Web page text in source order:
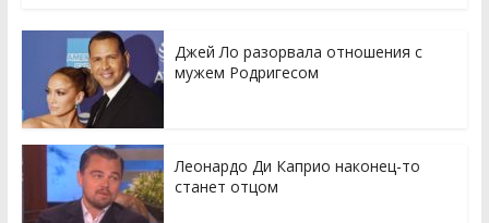
Джей Ло разорвала отношения с
мужем Родригесом
Леонардо Ди Каприо наконец-то
станет отцом